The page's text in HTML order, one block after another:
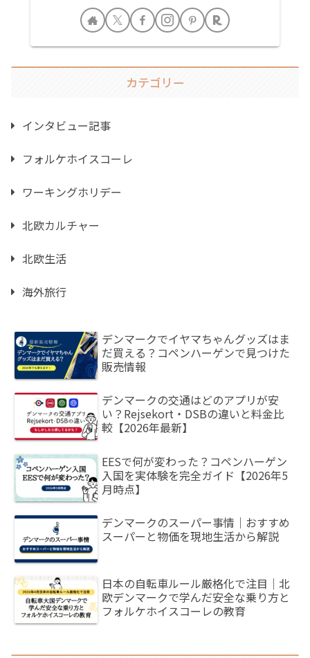
カテゴリー
インタビュー記事
フォルケホイスコーレ
ワーキングホリデー
北欧カルチャー
北欧生活
海外旅行
デンマークでイヤマちゃんグッズはま
だ買える？コペンハーゲンで見つけた
販売情報
デンマークの交通はどのアプリが安
い？Rejsekort・DSBの違いと料金比
較【2026年最新】
EESで何が変わった？コペンハーゲン
入国を実体験を完全ガイド【2026年5
月時点】
デンマークのスーパー事情｜おすすめ
スーパーと物価を現地生活から解説
日本の自転車ルール厳格化で注目｜北
欧デンマークで学んだ安全な乗り方と
フォルケホイスコーレの教育